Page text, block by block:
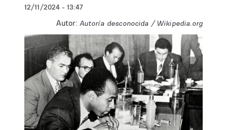
12/11/2024 - 13:47
Autor: Autoría desconocida / Wikipedia.org